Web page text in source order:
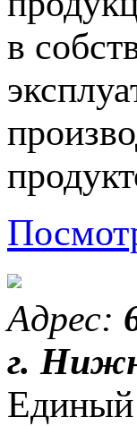
в
Адрес:
г.
Единый